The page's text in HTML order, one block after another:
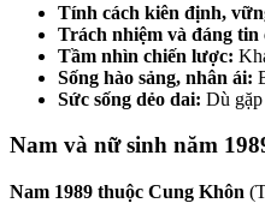
Tính cách kiên định,
Trách nhiệm và đáng tin
Tầm nhìn chiến lược:
Sống hào sảng, nhân ái:
Sức sống dẻo dai: Dù
Nam và nữ sinh năm
Nam 1989 thuộc Cung Khôn